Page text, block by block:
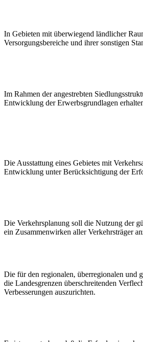
In Gebieten mit überwiegend ländlicher
Versorgungsbereiche und ihrer sonstigen
Im Rahmen der angestrebten
Entwicklung der Erwerbsgrundlagen
Die Ausstattung eines Gebietes mit
Entwicklung unter Berücksichtigung der
Die Verkehrsplanung soll die Nutzung der
ein Zusammenwirken aller Verkehrsträger
Die für den regionalen, überregionalen und
die Landesgrenzen überschreitenden
Verbesserungen auszurichten.